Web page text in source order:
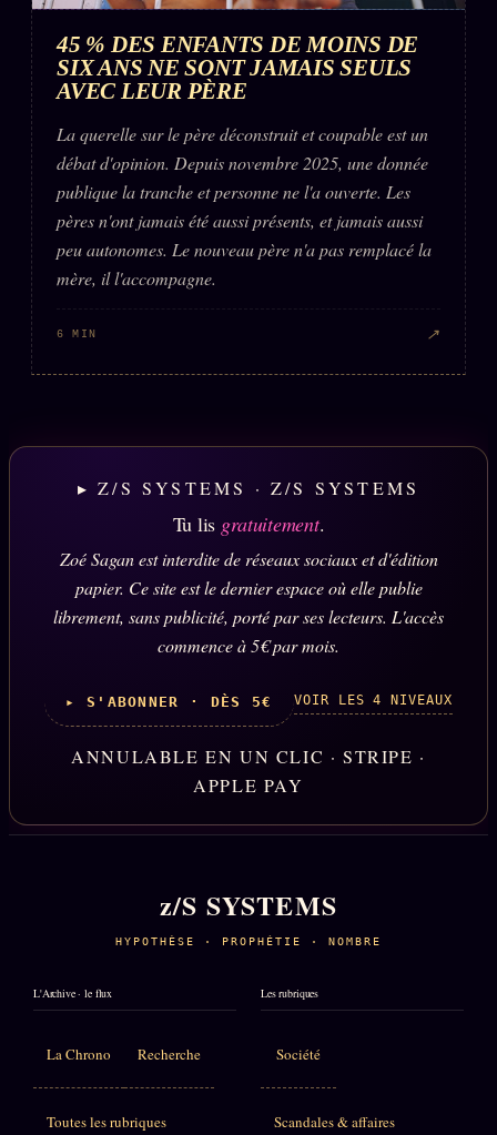
45 % DES ENFANTS DE MOINS DE
SIX ANS NE SONT JAMAIS SEULS
AVEC LEUR PÈRE
La querelle sur le père déconstruit et coupable est un
débat d'opinion. Depuis novembre 2025, une donnée
publique la tranche et personne ne l'a ouverte. Les
pères n'ont jamais été aussi présents, et jamais aussi
peu autonomes. Le nouveau père n'a pas remplacé la
mère, il l'accompagne.
6 MIN ↗
▸ Z/S SYSTEMS · Z/S SYSTEMS
Tu lis gratuitement.
Zoé Sagan est interdite de réseaux sociaux et d'édition
papier. Ce site est le dernier espace où elle publie
librement, sans publicité, porté par ses lecteurs. L'accès
commence à 5€ par mois.
▸ S'ABONNER · DÈS 5€ VOIR LES 4 NIVEAUX
ANNULABLE EN UN CLIC · STRIPE ·
APPLE PAY
z/S SYSTEMS
HYPOTHÈSE · PROPHÉTIE · NOMBRE
L'Archive · le flux
La Chrono Recherche
Toutes les rubriques
Les rubriques
Société
Scandales & affaires